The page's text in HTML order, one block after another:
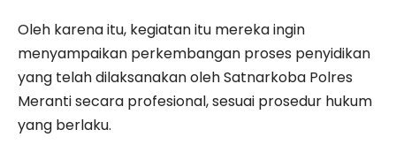
Oleh karena itu, kegiatan itu mereka ingin
menyampaikan perkembangan proses penyidikan
yang telah dilaksanakan oleh Satnarkoba Polres
Meranti secara profesional, sesuai prosedur hukum
yang berlaku.